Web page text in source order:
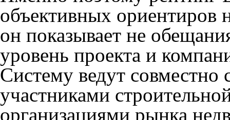
объективных ориентиров
он показывает не
уровень проекта и
Систему ведут
участниками
организациями рынка